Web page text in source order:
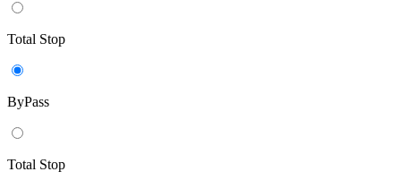
Total Stop
ByPass
Total Stop